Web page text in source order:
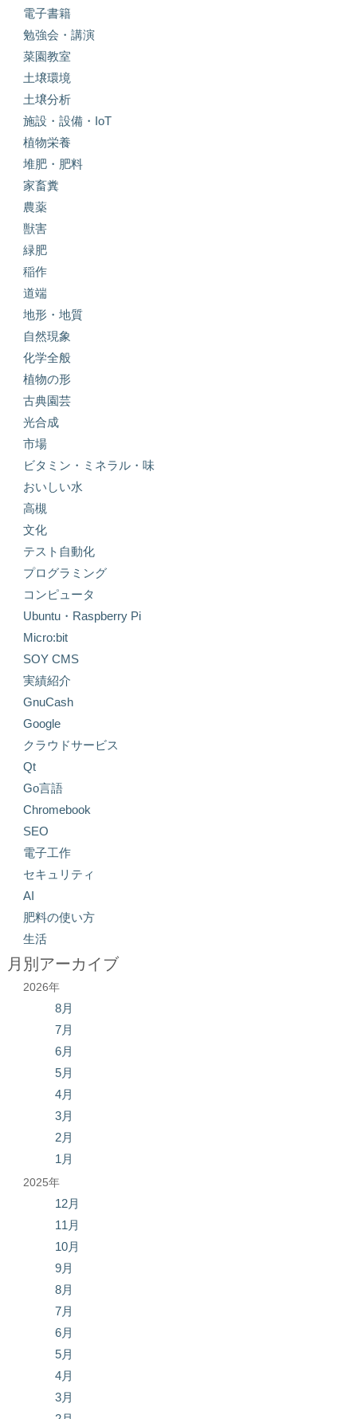
電子書籍
勉強会・講演
菜園教室
土壌環境
土壌分析
施設・設備・IoT
植物栄養
堆肥・肥料
家畜糞
農薬
獣害
緑肥
稲作
道端
地形・地質
自然現象
化学全般
植物の形
古典園芸
光合成
市場
ビタミン・ミネラル・味
おいしい水
高槻
文化
テスト自動化
プログラミング
コンピュータ
Ubuntu・Raspberry Pi
Micro:bit
SOY CMS
実績紹介
GnuCash
Google
クラウドサービス
Qt
Go言語
Chromebook
SEO
電子工作
セキュリティ
AI
肥料の使い方
生活
月別アーカイブ
2026年
8月
7月
6月
5月
4月
3月
2月
1月
2025年
12月
11月
10月
9月
8月
7月
6月
5月
4月
3月